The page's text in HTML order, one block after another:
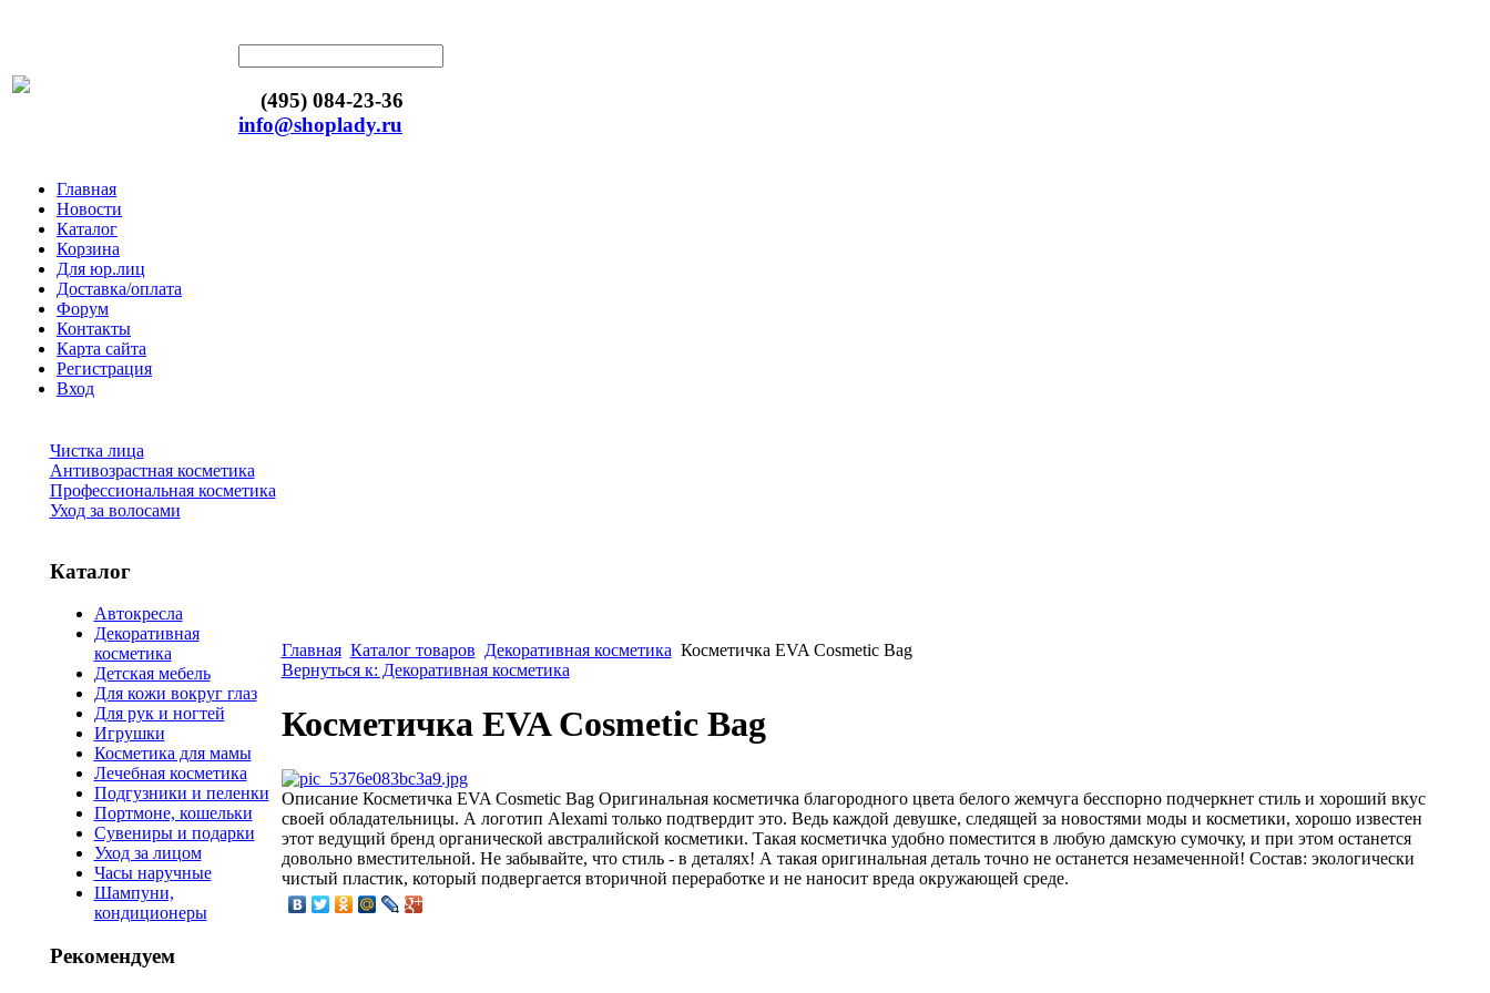
(495) 084-23-36
info@shoplady.ru
Главная
Новости
Каталог
Корзина
Для юр.лиц
Доставка/оплата
Форум
Контакты
Карта сайта
Регистрация
Вход
Чистка лица
Антивозрастная косметика
Профессиональная косметика
Уход за волосами
Каталог
Автокресла
Декоративная
косметика
Детская мебель
Для кожи вокруг глаз
Для рук и ногтей
Игрушки
Косметика для мамы
Лечебная косметика
Подгузники и пеленки
Портмоне, кошельки
Сувениры и подарки
Уход за лицом
Часы наручные
Шампуни,
кондиционеры
Рекомендуем
Главная Каталог товаров Декоративная косметика Косметичка EVA Cosmetic Bag
Вернуться к: Декоративная косметика
Косметичка EVA Cosmetic Bag
ОписаниеКосметичка EVA Cosmetic Bag Оригинальная косметичка благородного цвета белого жемчуга бесспорно подчеркнет стиль и хороший вкус
своей обладательницы. А логотип Alexami только подтвердит это. Ведь каждой девушке, следящей за новостями моды и косметики, хорошо известен
этот ведущий бренд органической австралийской косметики. Такая косметичка удобно поместится в любую дамскую сумочку, и при этом останется
довольно вместительной. Не забывайте, что стиль - в деталях! А такая оригинальная деталь точно не останется незамеченной! Состав: экологически
чистый пластик, который подвергается вторичной переработке и не наносит вреда окружающей среде.